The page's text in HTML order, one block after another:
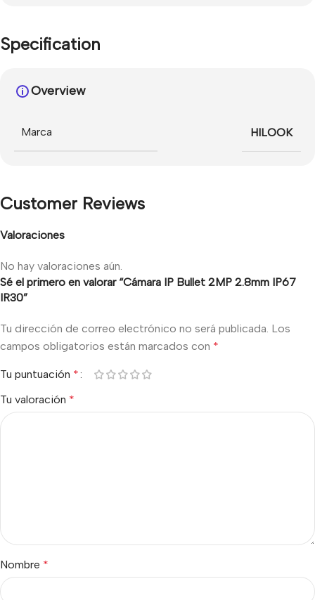
Specification
Overview
Marca HILOOK
Customer Reviews
Valoraciones
No hay valoraciones aún.
Sé el primero en valorar “Cámara IP Bullet 2MP 2.8mm IP67
IR30”
Tu dirección de correo electrónico no será publicada. Los
campos obligatorios están marcados con *
Tu puntuación *
Tu valoración *
Nombre *